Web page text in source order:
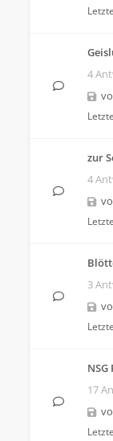
4
zur
4
3
17